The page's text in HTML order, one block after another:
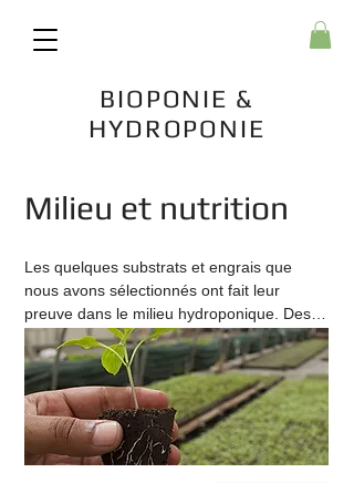
BIOPONIE &
HYDROPONIE
Milieu et nutrition
Les quelques substrats et engrais que
nous avons sélectionnés ont fait leur
preuve dans le milieu hydroponique. Des
formules bien pensées, pour une gestion
plus naturelle de vos plantations.